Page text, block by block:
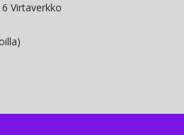
Virtaverkko